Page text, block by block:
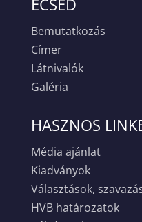
Bemutatkozás
Címer
Látnivalók
Galéria
HASZNOS
Média ajánlat
Kiadványok
Választások,
HVB határozatok